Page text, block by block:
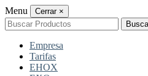
Menu Cerrar ×
Buscar
por:
Empresa
Tarifas
EHOX